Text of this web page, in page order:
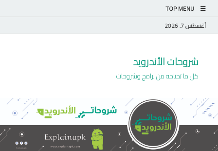
TOP MENU
أغسطس 7, 2026
شروحات الأندرويد
كل ما تحتاجه من برامج وشروحات